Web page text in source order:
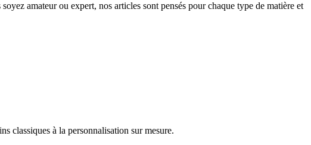
amateur ou expert, nos articles sont pensés pour chaque type de matière et
classiques à la personnalisation sur mesure.